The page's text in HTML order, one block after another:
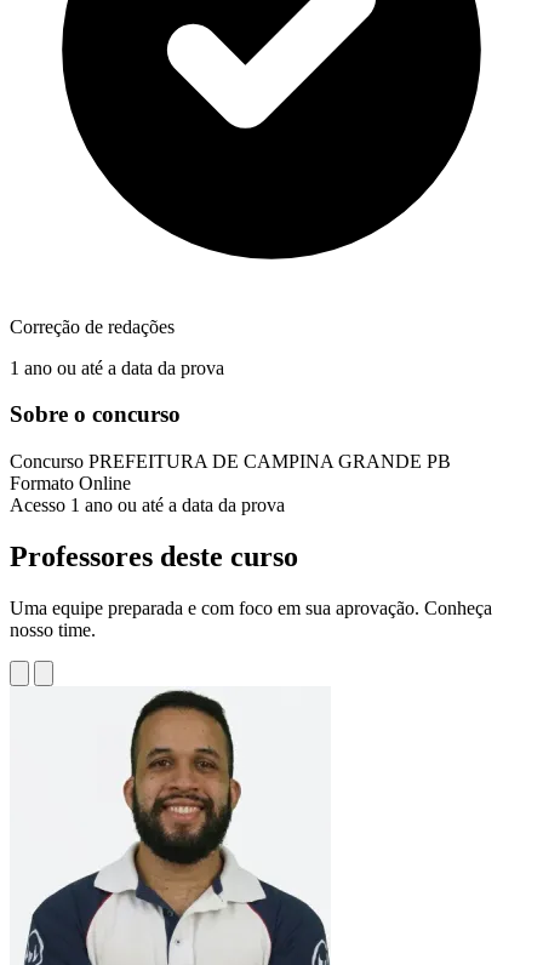
Correção de redações
1 ano ou até a data da prova
Sobre o concurso
Concurso PREFEITURA DE CAMPINA GRANDE PB
Formato Online
Acesso 1 ano ou até a data da prova
Professores deste curso
Uma equipe preparada e com foco em sua aprovação. Conheça
nosso time.